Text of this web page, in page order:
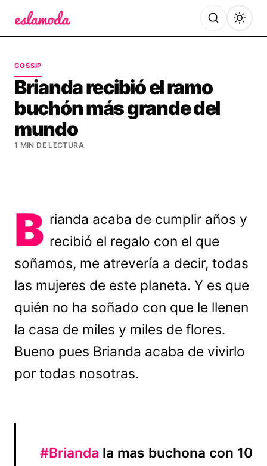
GOSSIP
Brianda recibió el ramo
buchón más grande del
mundo
1 MIN DE LECTURA
B rianda acaba de cumplir años y
recibió el regalo con el que
soñamos, me atrevería a decir, todas
las mujeres de este planeta. Y es que
quién no ha soñado con que le llenen
la casa de miles y miles de flores.
Bueno pues Brianda acaba de vivirlo
por todas nosotras.
#Brianda la mas buchona con 10